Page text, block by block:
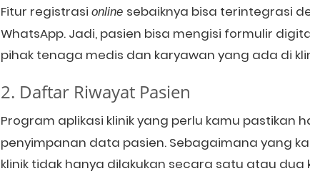
Fitur registrasi online sebaiknya bisa terintegrasi
WhatsApp. Jadi, pasien bisa mengisi formulir
pihak tenaga medis dan karyawan yang ada di
2. Daftar Riwayat Pasien
Program aplikasi klinik yang perlu kamu pastikan
penyimpanan data pasien. Sebagaimana yang
klinik tidak hanya dilakukan secara satu atau dua